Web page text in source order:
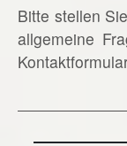
Bitte stellen
allgemeine